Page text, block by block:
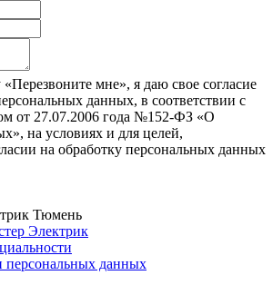
мне», я даю свое согласие
данных, в соответствии с
от 27.07.2006 года №152-ФЗ «О
на условиях и для целей,
на обработку персональных данных
Тюмень
Электрик
персональных данных